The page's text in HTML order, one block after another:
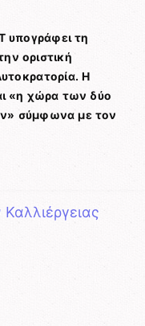
υπογράφει τη
οριστική
Η
«η χώρα των δύο
σύμφωνα με τον